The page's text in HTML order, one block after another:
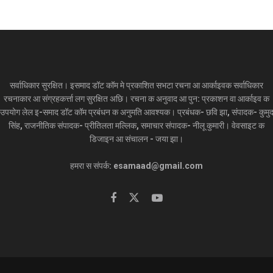
सर्वाधिकार सुरक्षित। इसमाद डॉट कॉम मे प्रकाशित सभटा रचना आ आर्काइवक सर्वाधिकार
रचनाकार आ संग्रहकर्त्ता लग सुरक्षित अछि। रचना क अनुवाद आ पुन: प्रकाशन वा आर्काइव क
उपयोग लेल इ-समाद डॉट कॉम प्रबंधन क अनुमति आवश्यक। प्रबंधक- छवि झा, संपादक- कुमुद
सिंह, राजनीतिक संपादक- प्रीतिलता मल्लिक, समाचार संपादक- नीलू कुमारी। वेवसाइट क
डिजाइन आ संचालन - जया झा।
हमरा स संपर्क: esamaad@gmail.com